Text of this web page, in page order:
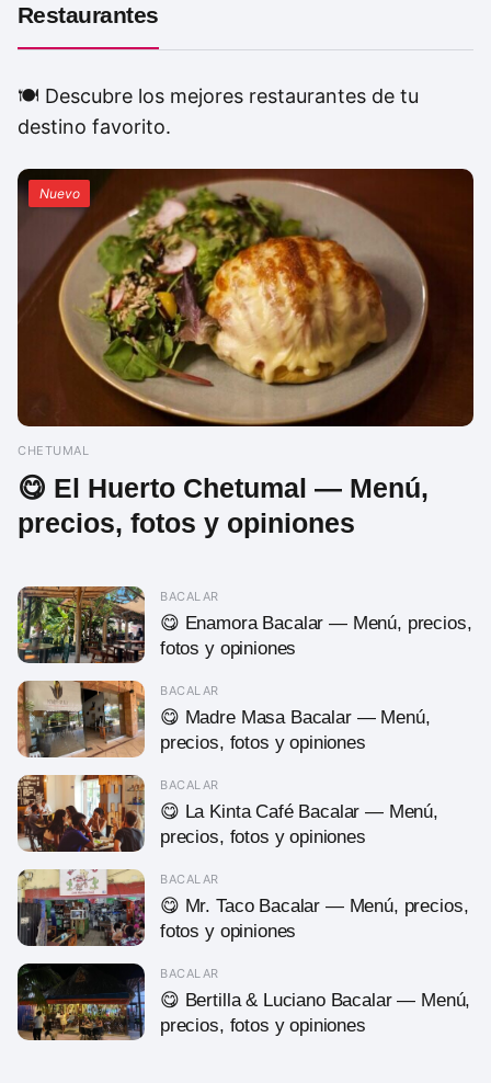
Restaurantes
🍽️ Descubre los mejores restaurantes de tu
destino favorito.
Nuevo
CHETUMAL
😋 El Huerto Chetumal — Menú,
precios, fotos y opiniones
BACALAR
😋 Enamora Bacalar — Menú, precios,
fotos y opiniones
BACALAR
😋 Madre Masa Bacalar — Menú,
precios, fotos y opiniones
BACALAR
😋 La Kinta Café Bacalar — Menú,
precios, fotos y opiniones
BACALAR
😋 Mr. Taco Bacalar — Menú, precios,
fotos y opiniones
BACALAR
😋 Bertilla & Luciano Bacalar — Menú,
precios, fotos y opiniones